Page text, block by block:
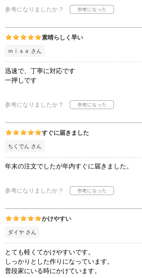
参考になりましたか？
素晴らしく早い
ｍｉｓａ さん
迅速で、丁寧に対応です
一押しです
参考になりましたか？
すぐに届きました
ちくでん さん
年末の注文でしたが年内すぐに届きました。
参考になりましたか？
かけやすい
ダイヤ さん
とても軽くてかけやすいです。
しっかりとした作りになっています。
普段家にいる時にかけています。